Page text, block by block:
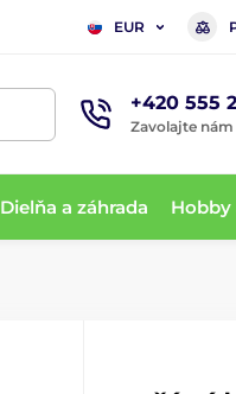
EUR
+420 555
Zavolajte nám
Dielňa a záhrada Hobby